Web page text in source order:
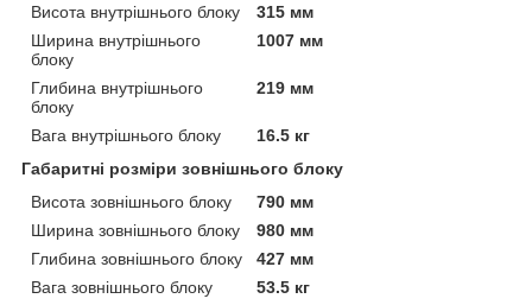
Висота внутрішнього блоку
315 мм
Ширина внутрішнього
блоку
1007 мм
Глибина внутрішнього
блоку
219 мм
Вага внутрішнього блоку
16.5 кг
Габаритні розміри зовнішнього блоку
Висота зовнішнього блоку
790 мм
Ширина зовнішнього блоку
980 мм
Глибина зовнішнього блоку
427 мм
Вага зовнішнього блоку
53.5 кг